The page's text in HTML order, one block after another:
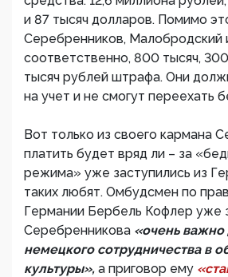
и 87 тысяч долларов. Помимо
Серебренников, Малобродский
соответственно, 800 тысяч,
тысяч рублей штрафа. Они
на учет и не смогут переехать
Вот только из своего кармана
платить будет вряд ли – за
режима» уже заступились из
таких любят. Омбудсмен по
Германии Бербель Кофлер уже
Серебренникова «очень важно
немецкого сотрудничества в
культуры», а приговор ему